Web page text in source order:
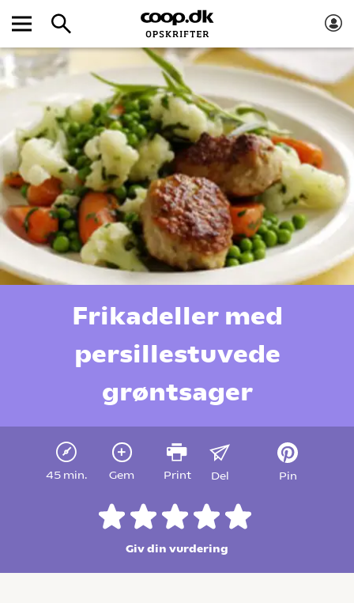
Frikadeller med
persillestuvede
grøntsager
45 min. Gem Print Del Pin
Giv din vurdering